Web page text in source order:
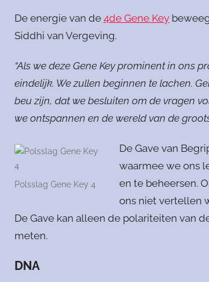
De energie van de 4de Gene Key
Siddhi van Vergeving.
“Als we deze Gene Key prominent in ons
eindelijk. We zullen beginnen te lachen.
beu zijn, dat we besluiten om de vragen
we ontspannen en de wereld van de
Polsslag Gene Key 4
De Gave van
waarmee we ons
en te beheersen.
ons niet vertellen
De Gave kan alleen de polariteiten van
meten.
DNA